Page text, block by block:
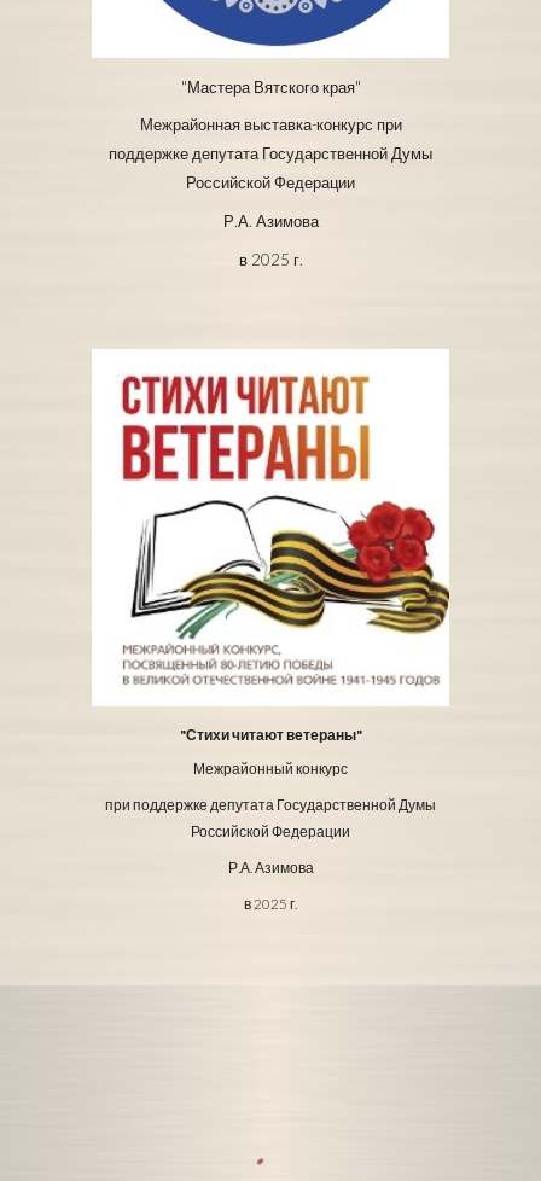
"Мастера Вятского края"
Межрайонная выставка-конкурс при
поддержке депутата Государственной Думы
Российской Федерации
Р.А. Азимова
в 2025 г.
"Стихи читают ветераны"
Межрайонный конкурс
при поддержке депутата Государственной Думы
Российской Федерации
Р.А. Азимова
в 2025 г.